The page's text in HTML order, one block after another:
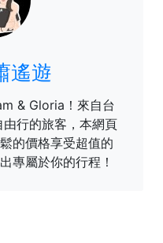
遙遊
& Gloria！來自台
行的旅客，本網頁
的價格享受超值的
專屬於你的行程！